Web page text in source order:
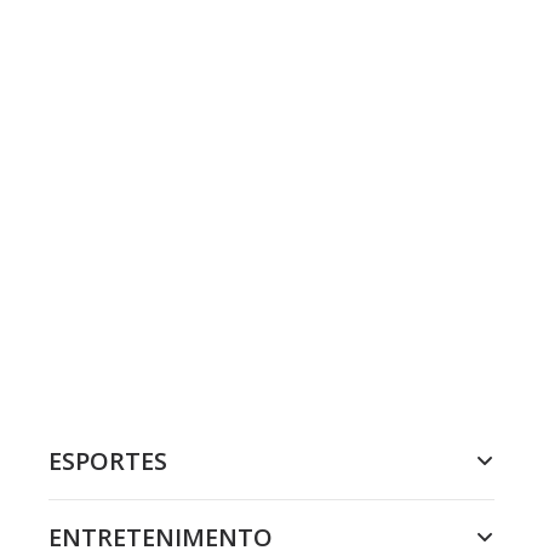
ESPORTES
ENTRETENIMENTO